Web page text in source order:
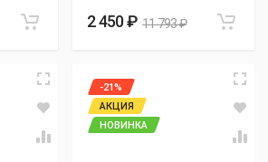
2 450 ₽ 11 793 ₽
-21%
АКЦИЯ
НОВИНКА